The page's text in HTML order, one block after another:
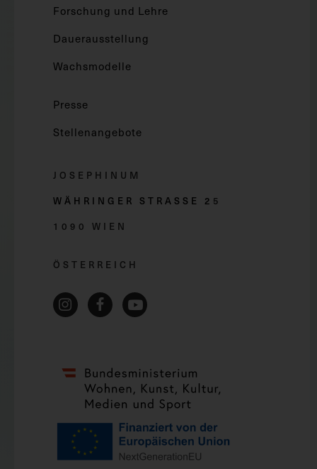
Forschung und Lehre
Dauerausstellung
Wachsmodelle
Presse
Stellenangebote
JOSEPHINUM
WÄHRINGER STRASSE 2 5
1090 WIEN
ÖSTERREICH